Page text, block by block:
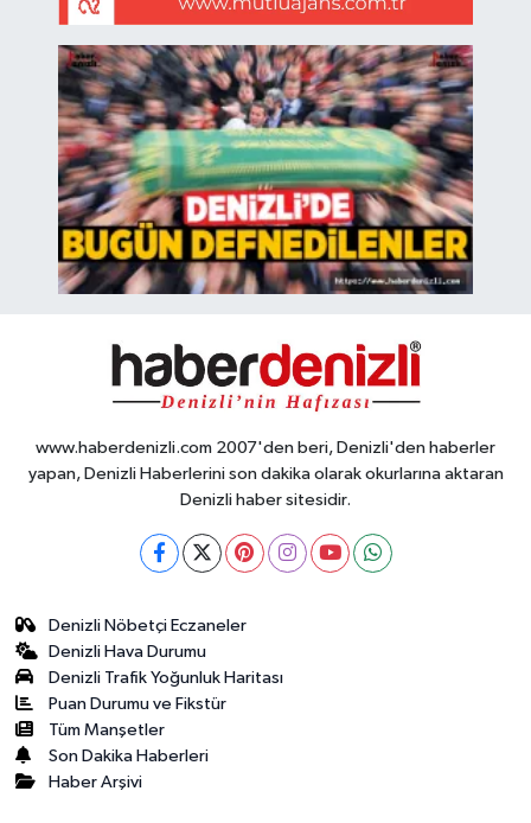
www.haberdenizli.com 2007'den beri, Denizli'den haberler
yapan, Denizli Haberlerini son dakika olarak okurlarına aktaran
Denizli haber sitesidir.
Denizli Nöbetçi Eczaneler
Denizli Hava Durumu
Denizli Trafik Yoğunluk Haritası
Puan Durumu ve Fikstür
Tüm Manşetler
Son Dakika Haberleri
Haber Arşivi